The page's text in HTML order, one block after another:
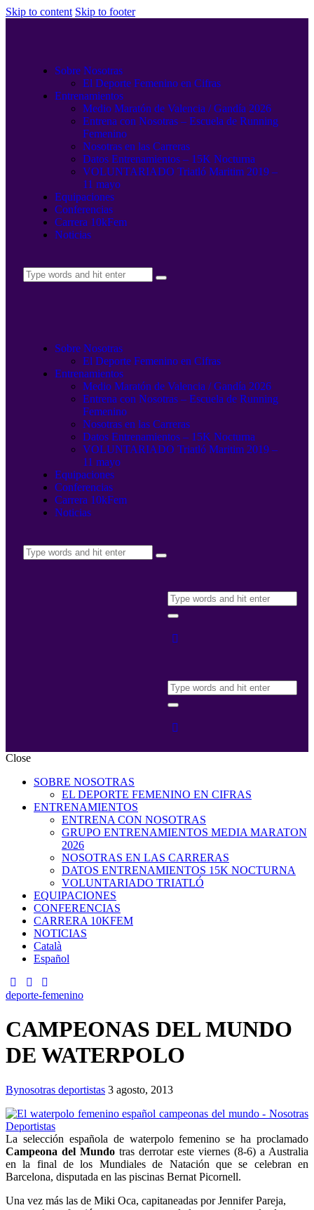
Skip to content Skip to footer
Sobre Nosotras
El Deporte Femenino en Cifras
Entrenamientos
Medio Maratón de Valencia / Gandía 2026
Entrena con Nosotras – Escuela de Running
Femenino
Nosotras en las Carreras
Datos Entrenamientos – 15K Nocturna
VOLUNTARIADO Triatló Maritim 2019 –
11 mayo
Equipaciones
Conferencias
Carrera 10kFem
Noticias
Sobre Nosotras
El Deporte Femenino en Cifras
Entrenamientos
Medio Maratón de Valencia / Gandía 2026
Entrena con Nosotras – Escuela de Running
Femenino
Nosotras en las Carreras
Datos Entrenamientos – 15K Nocturna
VOLUNTARIADO Triatló Maritim 2019 –
11 mayo
Equipaciones
Conferencias
Carrera 10kFem
Noticias
Close
SOBRE NOSOTRAS
EL DEPORTE FEMENINO EN CIFRAS
ENTRENAMIENTOS
ENTRENA CON NOSOTRAS
GRUPO ENTRENAMIENTOS MEDIA MARATON
2026
NOSOTRAS EN LAS CARRERAS
DATOS ENTRENAMIENTOS 15K NOCTURNA
VOLUNTARIADO TRIATLÓ
EQUIPACIONES
CONFERENCIAS
CARRERA 10KFEM
NOTICIAS
Català
Español
deporte-femenino
CAMPEONAS DEL MUNDO
DE WATERPOLO
Bynosotras deportistas 3 agosto, 2013
La selección española de waterpolo femenino se ha proclamado
Campeona del Mundo tras derrotar este viernes (8-6) a Australia
en la final de los Mundiales de Natación que se celebran en
Barcelona, disputada en las piscinas Bernat Picornell.
Una vez más las de Miki Oca, capitaneadas por Jennifer Pareja,